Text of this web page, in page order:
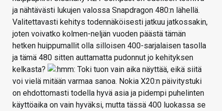
ja nähtävästi lukujen valossa Snapdragon 480:n lähellä.
Valitettavasti kehitys todennäköisesti jatkuu jatkossakin,
joten voivatko kolmen-neljän vuoden päästä tämän
hetken huippumallit olla silloisen 400-sarjalaisen tasolla
ja tämä 480 sitten auttamatta pudonnut jo kehityksen
kelkasta?
Toki tuon vain aika näyttää, eikä siitä
voi vielä mitään varmaa sanoa. Nokia X20:n päivitystuki
on ehdottomasti todella hyvä asia ja pidempi puhelinten
käyttöaika on vain hyväksi, mutta tässä 400 luokassa se